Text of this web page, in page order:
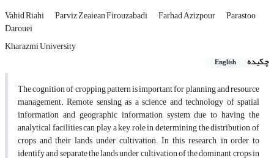
Vahid Riahi Parviz Zeaiean Firouzabadi Farhad Azizpour Parastoo
Darouei
Kharazmi University
چکیده
English
The cognition of cropping pattern is important for planning and resource
management. Remote sensing as a science and technology of spatial
information and geographic information system due to having the
analytical facilities can play a key role in determining the distribution of
crops and their lands under cultivation. In this research, in order to
identify and separate the lands under cultivation of the dominant crops in